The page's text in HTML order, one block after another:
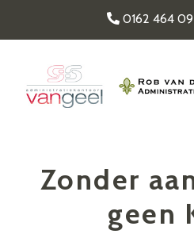
hoofd
inhoud
0162 464
Van Geel &
Zonder
geen